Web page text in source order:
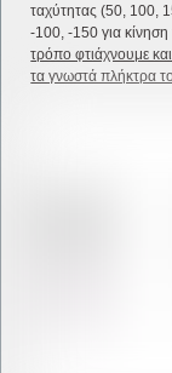
ταχύτητας (50, 100,
-100, -150 για
τρόπο φτιάχνουμε
τα γνωστά πλήκτρα